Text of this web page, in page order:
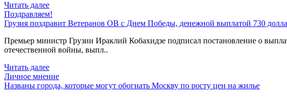
Читать далее
Поздравляем!
Грузия поздравит Ветеранов ОВ с Днем Победы, денежной выплатой 730
Премьер министр Грузии Ираклий Кобахидзе подписал постановление о
отечественной войны, выпл..
Читать далее
Личное мнение
Названы города, которые могут обогнать Москву по росту цен на жилье